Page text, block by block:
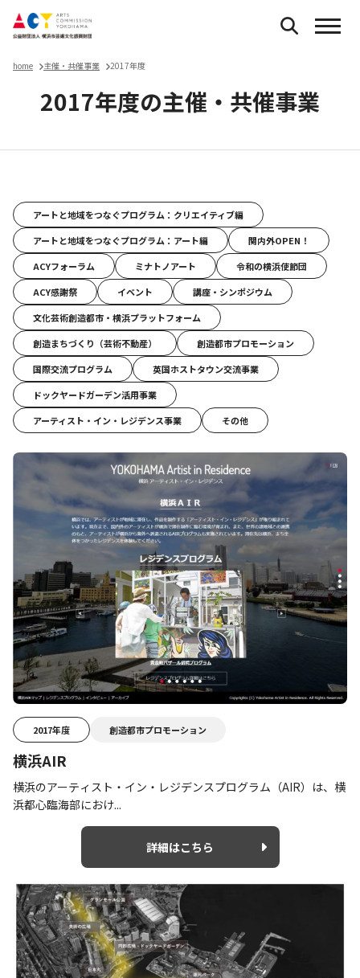
home 主催・共催事業 2017年度
2017年度の主催・共催事業
主催・共催事業
アートと地域をつなぐプログラム：クリエイティブ編
アートと地域をつなぐプログラム：アート編
関内外OPEN！
ACYフォーラム
ミナトノアート
令和の横浜使節団
ACY感謝祭
イベント
講座・シンポジウム
文化芸術創造都市・横浜プラットフォーム
創造まちづくり（芸術不動産）
創造都市プロモーション
国際交流プログラム
英国ホストタウン交流事業
ドックヤードガーデン活用事業
アーティスト・イン・レジデンス事業
その他
2017年度 創造都市プロモーション
横浜AIR
横浜のアーティスト・イン・レジデンスプログラム（AIR）は、横
浜都心臨海部におけ...
詳細はこちら